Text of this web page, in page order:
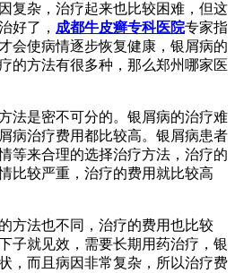
复杂，治疗起来也比较困难，但这
好了， 成都牛皮癣专科医院专家指
会使病情逐步恢复健康，银屑病的
的方法有很多种，那么郑州哪家医
法是密不可分的。银屑病的治疗难
病治疗费用都比较高。银屑病患者
等来合理的选择治疗方法，治疗的
比较严重，治疗的费用就比较高
方法也不同，治疗的费用也比较
子就见效，需要长期用药治疗，银
，而且病因非常复杂，所以治疗费